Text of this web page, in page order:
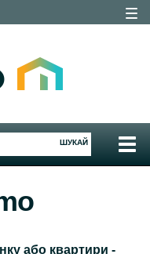
ШУКАЙ
або квартири -